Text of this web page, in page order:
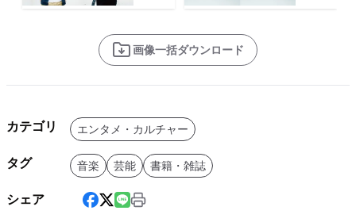
画像一括ダウンロード
カテゴリ エンタメ・カルチャー
タグ 音楽 芸能 書籍・雑誌
シェア